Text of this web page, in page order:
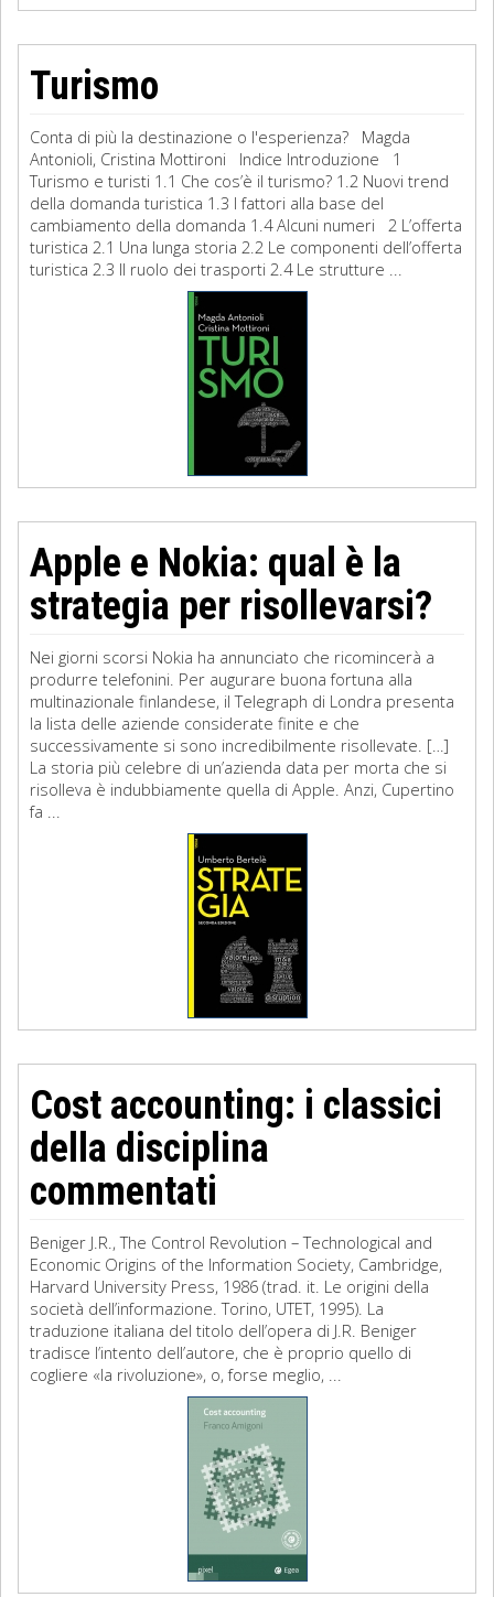
Turismo
Conta di più la destinazione o l'esperienza? Magda
Antonioli, Cristina Mottironi Indice Introduzione 1
Turismo e turisti 1.1 Che cos’è il turismo? 1.2 Nuovi trend
della domanda turistica 1.3 I fattori alla base del
cambiamento della domanda 1.4 Alcuni numeri 2 L’offerta
turistica 2.1 Una lunga storia 2.2 Le componenti dell’offerta
turistica 2.3 Il ruolo dei trasporti 2.4 Le strutture ...
Apple e Nokia: qual è la
strategia per risollevarsi?
Nei giorni scorsi Nokia ha annunciato che ricomincerà a
produrre telefonini. Per augurare buona fortuna alla
multinazionale finlandese, il Telegraph di Londra presenta
la lista delle aziende considerate finite e che
successivamente si sono incredibilmente risollevate. […]
La storia più celebre di un’azienda data per morta che si
risolleva è indubbiamente quella di Apple. Anzi, Cupertino
fa ...
Cost accounting: i classici
della disciplina
commentati
Beniger J.R., The Control Revolution – Technological and
Economic Origins of the Information Society, Cambridge,
Harvard University Press, 1986 (trad. it. Le origini della
società dell’informazione. Torino, UTET, 1995). La
traduzione italiana del titolo dell’opera di J.R. Beniger
tradisce l’intento dell’autore, che è proprio quello di
cogliere «la rivoluzione», o, forse meglio, ...